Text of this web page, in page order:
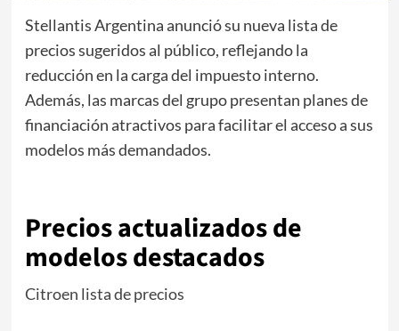
Stellantis Argentina anunció su nueva lista de
precios sugeridos al público, reflejando la
reducción en la carga del impuesto interno.
Además, las marcas del grupo presentan planes de
financiación atractivos para facilitar el acceso a sus
modelos más demandados.
Precios actualizados de
modelos destacados
Citroen lista de precios